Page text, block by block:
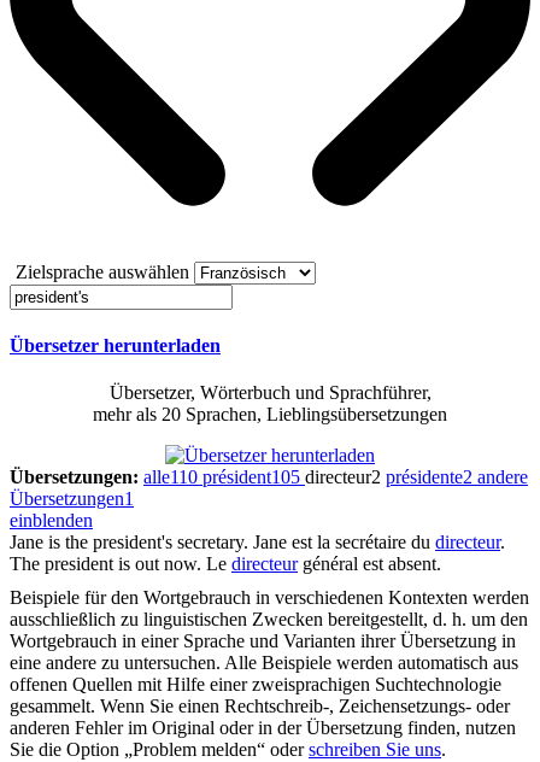
Zielsprache auswählen
Übersetzer herunterladen
Übersetzer, Wörterbuch und Sprachführer,
mehr als 20 Sprachen, Lieblingsübersetzungen
Übersetzungen: alle110 président105 directeur2 présidente2 andere
Übersetzungen1
einblenden
Jane is the president's secretary. Jane est la secrétaire du directeur.
The presidentis out now. Le directeurgénéral est absent.
Beispiele für den Wortgebrauch in verschiedenen Kontexten werden
ausschließlich zu linguistischen Zwecken bereitgestellt, d. h. um den
Wortgebrauch in einer Sprache und Varianten ihrer Übersetzung in
eine andere zu untersuchen. Alle Beispiele werden automatisch aus
offenen Quellen mit Hilfe einer zweisprachigen Suchtechnologie
gesammelt. Wenn Sie einen Rechtschreib-, Zeichensetzungs- oder
anderen Fehler im Original oder in der Übersetzung finden, nutzen
Sie die Option „Problem melden“ oderschreiben Sie uns.